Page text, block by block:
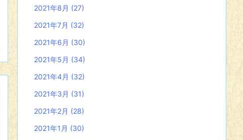
2021年8月 (27)
2021年7月 (32)
2021年6月 (30)
2021年5月 (34)
2021年4月 (32)
2021年3月 (31)
2021年2月 (28)
2021年1月 (30)